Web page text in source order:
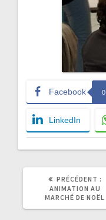
Facebook 0
LinkedIn
PRÉCÉDENT :
:
ANIMATION AU
MARCHÉ DE NOËL